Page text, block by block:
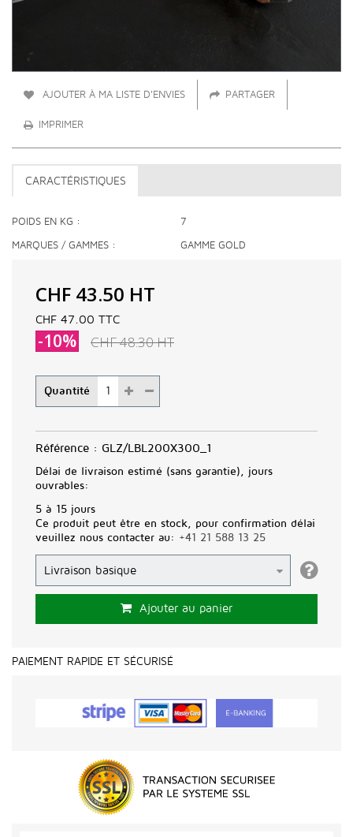
AJOUTER À MA LISTE D'ENVIES PARTAGER
IMPRIMER
CARACTÉRISTIQUES
POIDS EN KG 7
MARQUES / GAMMES GAMME GOLD
Quantité
CHF 43.50 HT
CHF 47.00 TTC
-10% CHF 48.30HT
Référence : GLZ/LBL200X300_1
Délai de livraison estimé (sans garantie), jours
ouvrables:
5 à 15 jours
Ce produit peut être en stock, pour confirmation délai
veuillez nous contacter au: +41 21 588 13 25
Ajouter au panier
PAIEMENT RAPIDE ET SÉCURISÉ